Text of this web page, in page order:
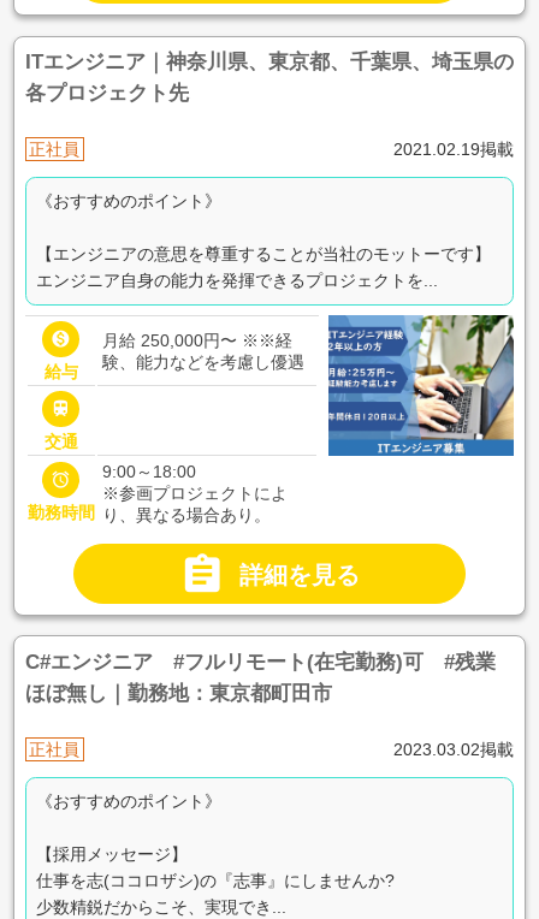
ITエンジニア｜神奈川県、東京都、千葉県、埼玉県の
各プロジェクト先
正社員 2021.02.19掲載
《おすすめのポイント》
【エンジニアの意思を尊重することが当社のモットーです】
エンジニア自身の能力を発揮できるプロジェクトを...

給与
月給 250,000円〜 ※※経
験、能力などを考慮し優遇

交通

勤務時間
9:00～18:00
※参画プロジェクトによ
り、異なる場合あり。
 詳細を見る
C#エンジニア #フルリモート(在宅勤務)可 #残業
ほぼ無し｜勤務地：東京都町田市
正社員 2023.03.02掲載
《おすすめのポイント》
【採用メッセージ】
仕事を志(ココロザシ)の『志事』にしませんか?
少数精鋭だからこそ、実現でき...